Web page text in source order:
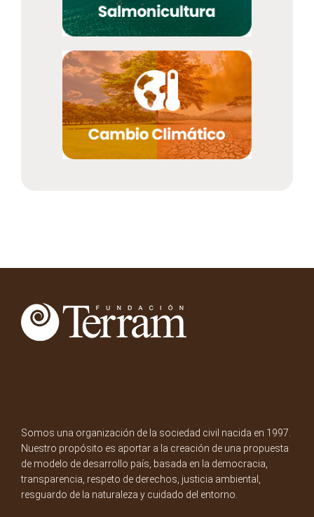
Somos una organización de la sociedad civil nacida en 1997.
Nuestro propósito es aportar a la creación de una propuesta
de modelo de desarrollo país, basada en la democracia,
transparencia, respeto de derechos, justicia ambiental,
resguardo de la naturaleza y cuidado del entorno.